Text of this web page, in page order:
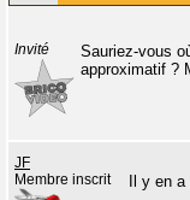
Invité
Sauriez-vous
approximatif ?
JF
Membre inscrit
Il y en